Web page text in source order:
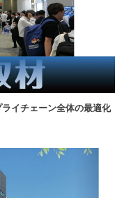
イチェーン全体の最適化